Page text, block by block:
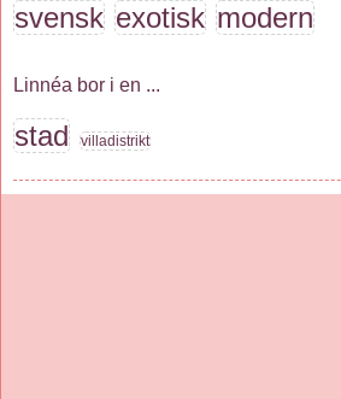
svensk exotisk modern
Linnéa bor i en ...
stad villadistrikt